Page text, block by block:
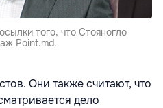
того, что Стояногло
Point.md.
Они также считают, что
дело